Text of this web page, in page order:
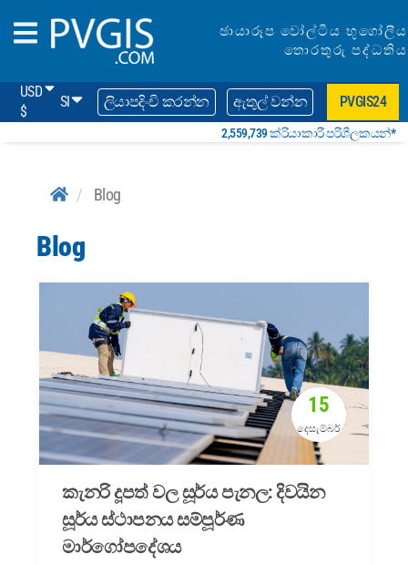
ඡායාරූප වෝල්ටීය භූගෝලීය
තොරතුරු පද්ධතිය
USD
$
SI ලියාපදිංචි කරන්න ඇතුල් වන්න PVGIS24
2,559,739 ක්රියාකාරී පරිශීලකයන්*
Blog
Blog
15
දෙසැම්බර්
කැනරි දූපත් වල සූර්ය පැනල: දිවයින
සූර්ය ස්ථාපනය සම්පූර්ණ
මාර්ගෝපදේශය